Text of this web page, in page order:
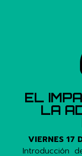
EL
LA
VIERNES 17
Introducción